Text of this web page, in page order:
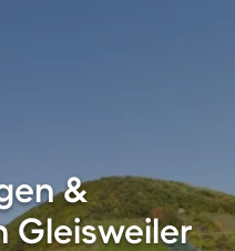
&
Gleisweiler